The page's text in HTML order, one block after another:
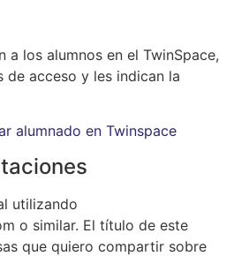
a los alumnos en el TwinSpace,
de acceso y les indican la
alumnado en Twinspace
utilizando
o similar. El título de este
que quiero compartir sobre